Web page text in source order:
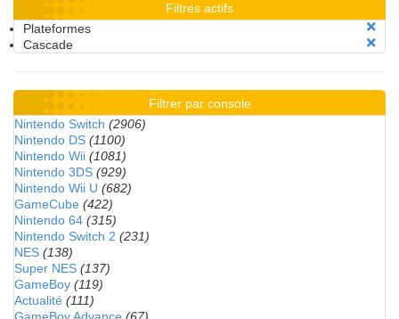
Filtres actifs
Plateformes
Cascade
Filtrer par console
Nintendo Switch (2906)
Nintendo DS (1100)
Nintendo Wii (1081)
Nintendo 3DS (929)
Nintendo Wii U (682)
GameCube (422)
Nintendo 64 (315)
Nintendo Switch 2 (231)
NES (138)
Super NES (137)
GameBoy (119)
Actualité (111)